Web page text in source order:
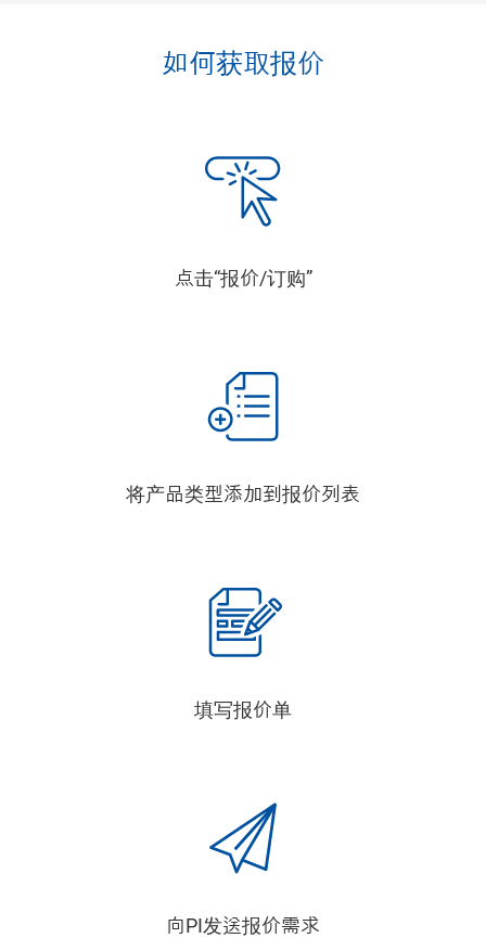
如何获取报价
点击“报价/订购”
将产品类型添加到报价列表
填写报价单
向PI发送报价需求